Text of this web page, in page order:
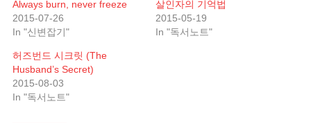
Always burn, never freeze
2015-07-26
In "신변잡기"
살인자의 기억법
2015-05-19
In "독서노트"
허즈번드 시크릿 (The
Husband’s Secret)
2015-08-03
In "독서노트"